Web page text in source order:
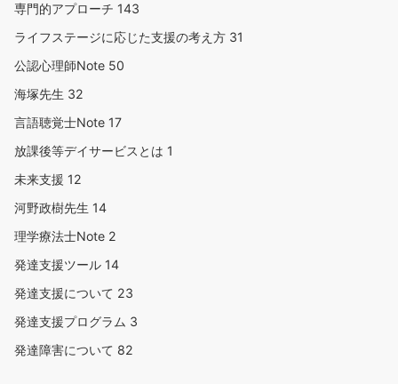
専門的アプローチ 143
ライフステージに応じた支援の考え方 31
公認心理師Note 50
海塚先生 32
言語聴覚士Note 17
放課後等デイサービスとは 1
未来支援 12
河野政樹先生 14
理学療法士Note 2
発達支援ツール 14
発達支援について 23
発達支援プログラム 3
発達障害について 82